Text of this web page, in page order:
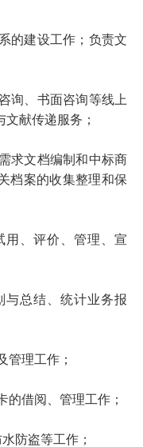
的建设工作；负责文
询、书面咨询等线上
献传递服务；
求文档编制和中标商
档案的收集整理和保
用、评价、管理、宣
与总结、统计业务报
管理工作；
的借阅、管理工作；
防盗等工作；